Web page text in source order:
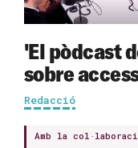
'El pòdcast
sobre
Redacció
Amb la